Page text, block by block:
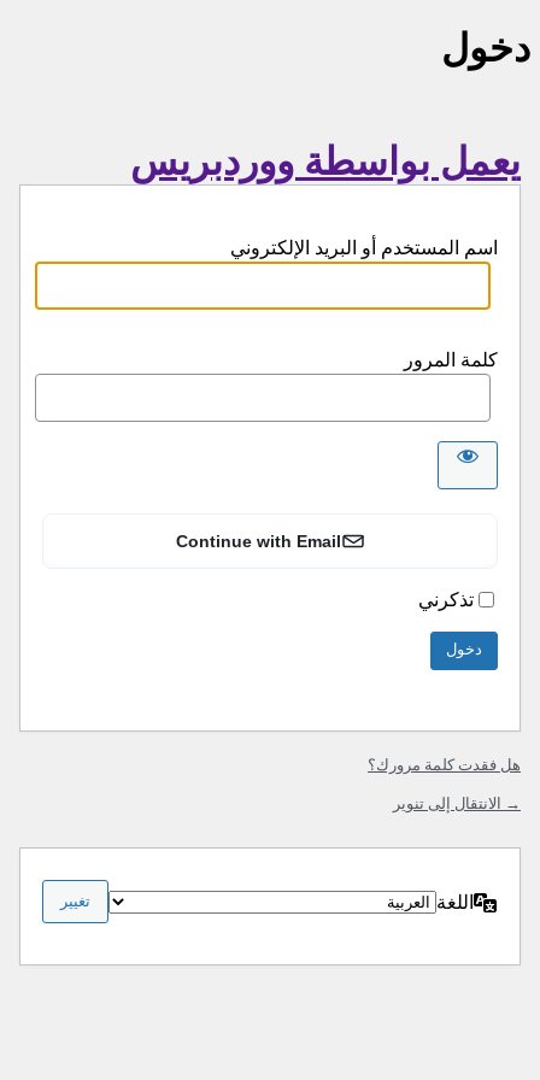
دخول
يعمل بواسطة ووردبريس
اسم المستخدم أو البريد الإلكتروني
كلمة المرور
Continue with Email
تذكرني
هل فقدت كلمة مرورك؟
→ الانتقال إلى تنوير
اللغة